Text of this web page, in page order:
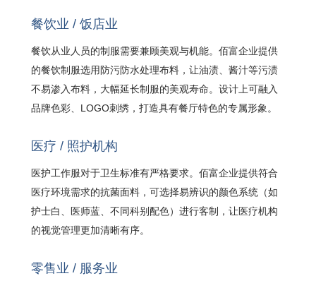
餐饮业 / 饭店业
餐饮从业人员的制服需要兼顾美观与机能。佰富企业提供
的餐饮制服选用防污防水处理布料，让油渍、酱汁等污渍
不易渗入布料，大幅延长制服的美观寿命。设计上可融入
品牌色彩、LOGO刺绣，打造具有餐厅特色的专属形象。
医疗 / 照护机构
医护工作服对于卫生标准有严格要求。佰富企业提供符合
医疗环境需求的抗菌面料，可选择易辨识的颜色系统（如
护士白、医师蓝、不同科别配色）进行客制，让医疗机构
的视觉管理更加清晰有序。
零售业 / 服务业